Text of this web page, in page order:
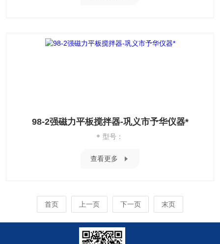
98-2强磁力平板搅拌器-巩义市予华仪器*
型号：
查看更多
首页 上一页 下一页 末页